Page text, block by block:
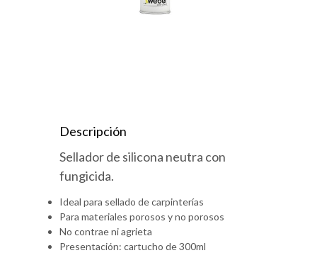
Descripción
Sellador de silicona neutra con
fungicida.
Ideal para sellado de carpinterías
Para materiales porosos y no porosos
No contrae ni agrieta
Presentación: cartucho de 300ml